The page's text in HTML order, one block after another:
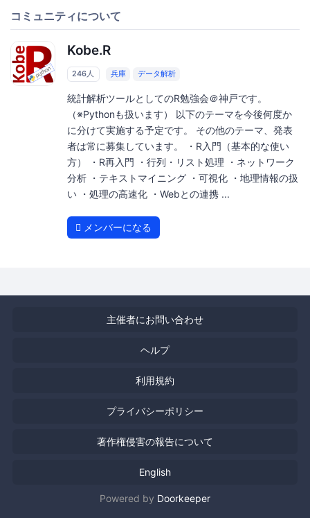
コミュニティについて
Kobe.R
246人 兵庫 データ解析
統計解析ツールとしてのR勉強会＠神戸です。
（※Pythonも扱います） 以下のテーマを今後何度か
に分けて実施する予定です。 その他のテーマ、発表
者は常に募集しています。 ・R入門（基本的な使い
方） ・R再入門 ・行列・リスト処理 ・ネットワーク
分析 ・テキストマイニング ・可視化 ・地理情報の扱
い ・処理の高速化 ・Webとの連携 ...
メンバーになる
主催者にお問い合わせ
ヘルプ
利用規約
プライバシーポリシー
著作権侵害の報告について
English
Powered by Doorkeeper